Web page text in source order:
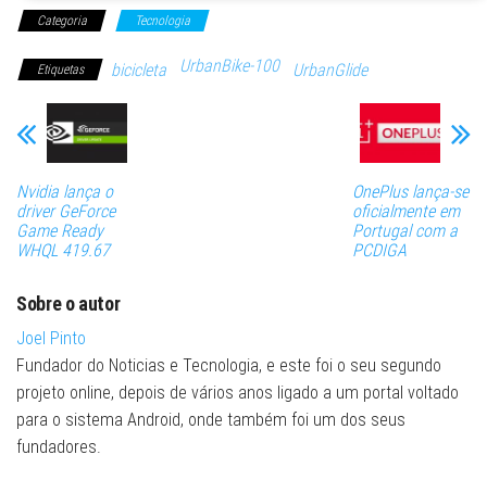
Categoria Tecnologia
Etiquetas bicicleta UrbanBike-100 UrbanGlide
Nvidia lança o
driver GeForce
Game Ready
WHQL 419.67
OnePlus lança-se
oficialmente em
Portugal com a
PCDIGA
Sobre o autor
Joel Pinto
Fundador do Noticias e Tecnologia, e este foi o seu segundo
projeto online, depois de vários anos ligado a um portal voltado
para o sistema Android, onde também foi um dos seus
fundadores.